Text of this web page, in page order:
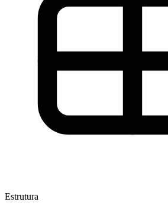
Estrutura